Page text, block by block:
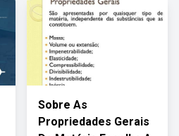
Sobre As
Propriedades Gerais